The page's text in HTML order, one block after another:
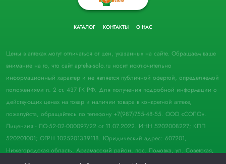
КАТАЛОГ КОНТАКТЫ О НАС
Цены в аптеках могут отличаться от цен, указанных на сайте. Обращаем ваше
внимание на то, что сайт apteka-solo.ru носит исключительно
информационный характер и не является публичной офертой, определяемой
положениями п. 2 ст. 437 ГК РФ. Для получения подробной информации о
действующих ценах на товар и наличии товара в конкретной аптеке,
пожалуйста, обращайтесь по телефону +7(987)755-48-55. ООО «СОЛО».
Лицензия - ЛО-52-02-000097/22 от 11.07.2022. ИНН 5202008227; КПП
520201001; ОГРН 1025201339118. Юридический адрес: 607201,
Нижегородская область, Арзамасский район, пос. Ломовка, ул. Советская,